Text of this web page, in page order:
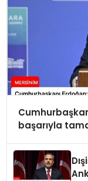
başarıyla